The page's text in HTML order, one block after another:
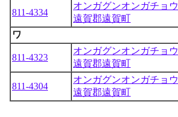
811-4334
オンガグンオンガチョウ
遠賀郡遠賀町
ワ
811-4323
オンガグンオンガチョウ
遠賀郡遠賀町
811-4304
オンガグンオンガチョウ
遠賀郡遠賀町